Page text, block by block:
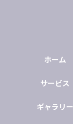
ホーム
サービス
ギャラリー